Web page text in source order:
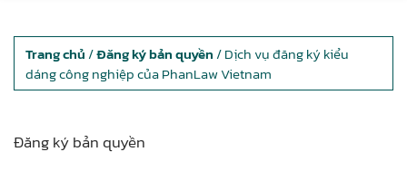
Trang chủ /Đăng ký bản quyền / Dịch vụ đăng ký kiểu
dáng công nghiệp của PhanLaw Vietnam
Đăng ký bản quyền